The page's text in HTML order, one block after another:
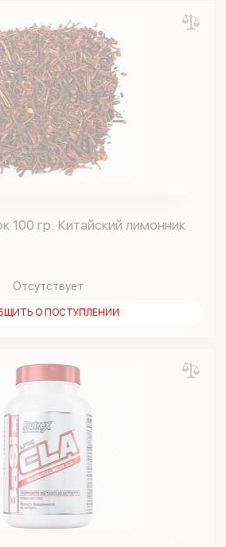
100 гр. Китайский лимонник
Отсутствует
О ПОСТУПЛЕНИИ